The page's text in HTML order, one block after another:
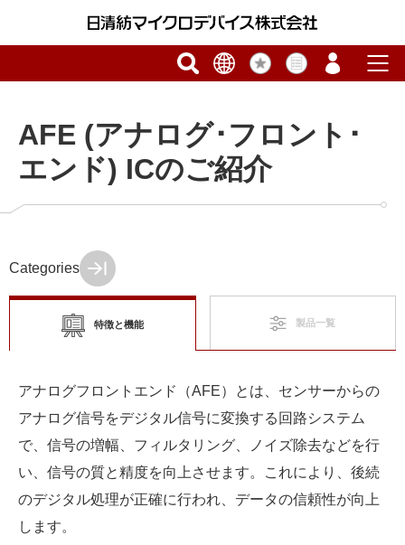
AFE (アナログ･フロント･
エンド) ICのご紹介
特徴と機能 製品一覧
アナログフロントエンド（AFE）とは、センサーからの
アナログ信号をデジタル信号に変換する回路システム
で、信号の増幅、フィルタリング、ノイズ除去などを行
い、信号の質と精度を向上させます。これにより、後続
のデジタル処理が正確に行われ、データの信頼性が向上
します。
Categories